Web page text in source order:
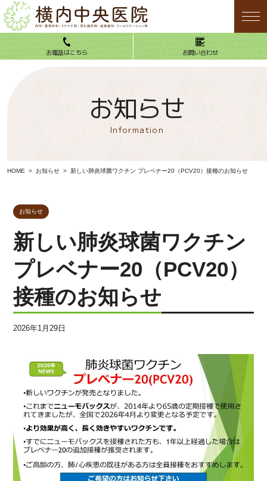
お電話はこちら お問い合わせ
お電話はこちら お問い合わせ
診療案内
内科
整形外科
リウマチ科
消化器内科
泌尿器科
リハビリテーション科
COVID-19について
医師紹介
お知らせ
コラム
お知らせ
Information
HOME お知らせ 新しい肺炎球菌ワクチン プレベナー20（PCV20）接種のお知らせ
お知らせ
新しい肺炎球菌ワクチン
プレベナー20（PCV20）
接種のお知らせ
2026年1月29日